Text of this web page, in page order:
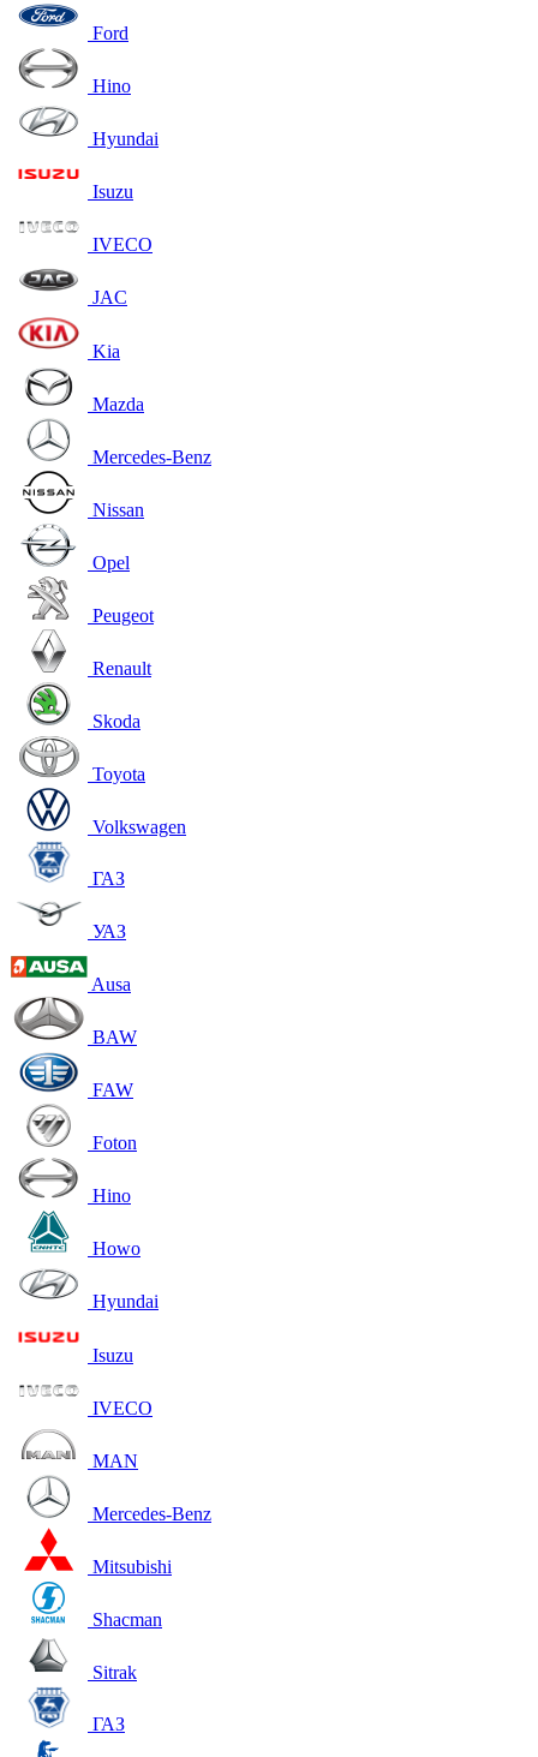
Ford
Hino
Hyundai
Isuzu
IVECO
JAC
Kia
Mazda
Mercedes-Benz
Nissan
Opel
Peugeot
Renault
Skoda
Toyota
Volkswagen
ГАЗ
УАЗ
Ausa
BAW
FAW
Foton
Hino
Howo
Hyundai
Isuzu
IVECO
MAN
Mercedes-Benz
Mitsubishi
Shacman
Sitrak
ГАЗ